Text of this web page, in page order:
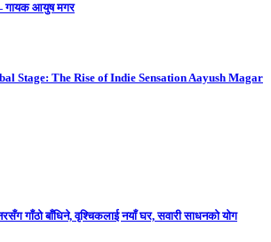
गायक आयुष मगर
Stage: The Rise of Indie Sensation Aayush Magar
गाँठो बाँधिने, वृश्चिकलाई नयाँ घर, सवारी साधनकाे याेग